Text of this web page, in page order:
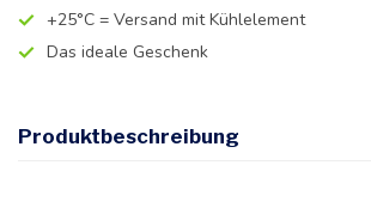
+25°C = Versand mit Kühlelement
Das ideale Geschenk
Produktbeschreibung